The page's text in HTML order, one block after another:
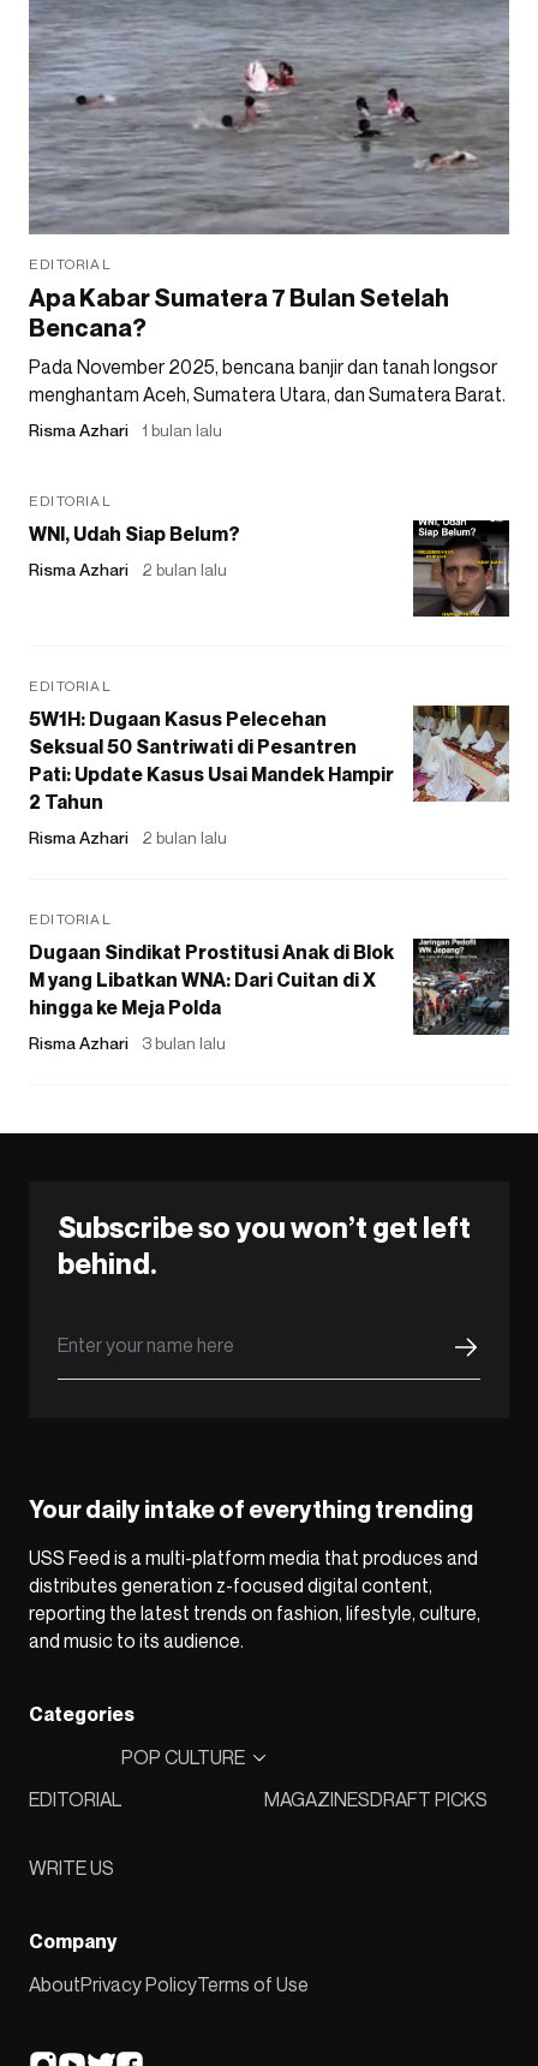
EDITORIAL
Apa Kabar Sumatera 7 Bulan Setelah
Bencana?
Pada November 2025, bencana banjir dan tanah longsor
menghantam Aceh, Sumatera Utara, dan Sumatera Barat.
Risma Azhari 1 bulan lalu
EDITORIAL
WNI, Udah Siap Belum?
Risma Azhari 2 bulan lalu
EDITORIAL
5W1H: Dugaan Kasus Pelecehan
Seksual 50 Santriwati di Pesantren
Pati: Update Kasus Usai Mandek Hampir
2 Tahun
Risma Azhari 2 bulan lalu
EDITORIAL
Dugaan Sindikat Prostitusi Anak di Blok
M yang Libatkan WNA: Dari Cuitan di X
hingga ke Meja Polda
Risma Azhari 3 bulan lalu
Subscribe so you won’t get left
behind.
Your daily intake of everything trending
USS Feed is a multi-platform media that produces and
distributes generation z-focused digital content,
reporting the latest trends on fashion, lifestyle, culture,
and music to its audience.
Categories
EDITORIAL
POP CULTURE
MAGAZINESDRAFT PICKS
WRITE US
Company
AboutPrivacy PolicyTerms of Use